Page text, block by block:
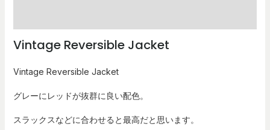
Vintage Reversible Jacket
Vintage Reversible Jacket
グレーにレッドが抜群に良い配色。
スラックスなどに合わせると最高だと思います。